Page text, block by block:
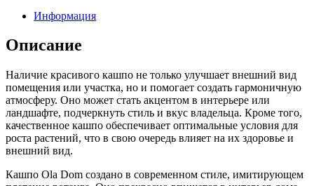
Информация
Описание
Наличие красивого кашпо не только улучшает внешний вид
помещения или участка, но и помогает создать гармоничную
атмосферу. Оно может стать акцентом в интерьере или
ландшафте, подчеркнуть стиль и вкус владельца. Кроме того,
качественное кашпо обеспечивает оптимальные условия для
роста растений, что в свою очередь влияет на их здоровье и
внешний вид.
Кашпо Ola Dom создано в современном стиле, имитирующем